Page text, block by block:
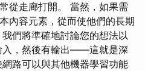
從走廊打開。 當然，如果需
內容元素，從而使他們的長期
們將準確地討論您的想法以
入，然後有輸出——這就是深
路可以與其他機器學習功能